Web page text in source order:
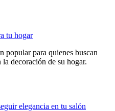
tu hogar
popular para quienes buscan
decoración de su hogar.
elegancia en tu salón